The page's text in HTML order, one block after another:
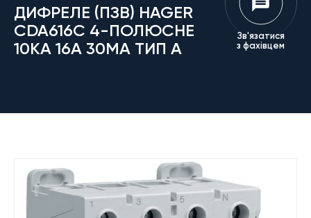
ДИФРЕЛЕ (ПЗВ) HAGER
CDA616C 4-ПОЛЮСНЕ
10KА 16А 30MA ТИП А
Зв'язатися
з фахівцем